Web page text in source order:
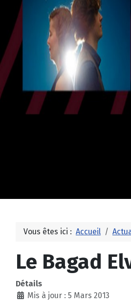
Vous êtes ici : Accueil
Le Bagad
Détails
Mis à jour : 5 Mars 2013